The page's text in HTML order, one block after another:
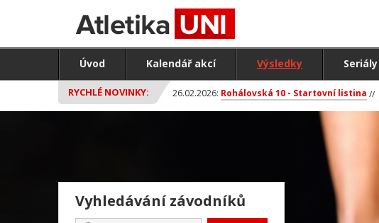
Úvod Kalendář akcí Výsledky Seriály
RYCHLÉ NOVINKY: 26.02.2026: Rohálovská 10 - Startovní listina
Vyhledávání závodníků